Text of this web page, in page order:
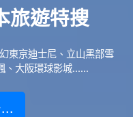
旅遊特搜
東京迪士尼、立山黑部雪
、大阪環球影城......